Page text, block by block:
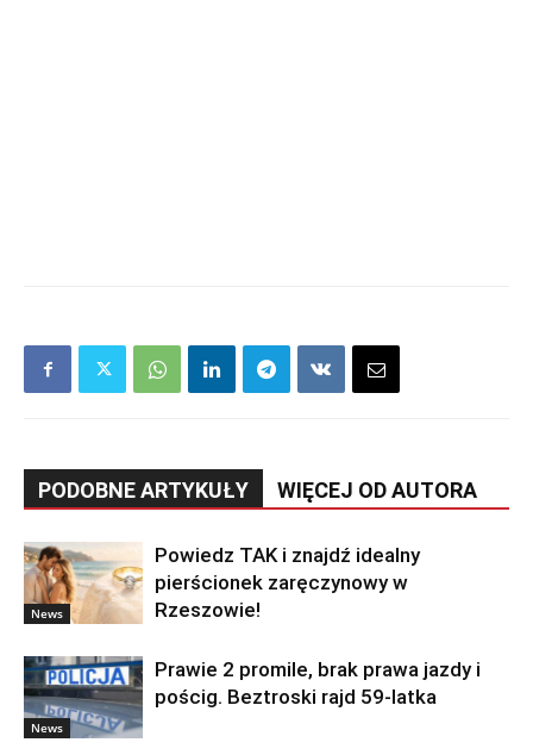
PODOBNE ARTYKUŁY WIĘCEJ OD AUTORA
News
Powiedz TAK i znajdź idealny
pierścionek zaręczynowy w
Rzeszowie!
News
Prawie 2 promile, brak prawa jazdy i
pościg. Beztroski rajd 59-latka